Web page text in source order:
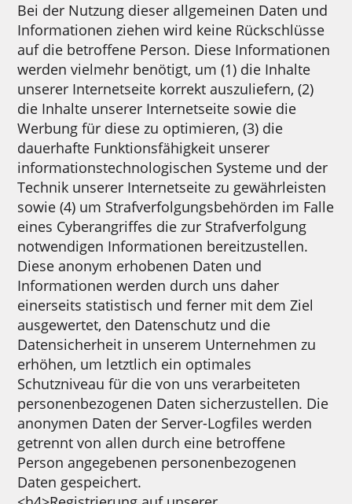
Bei der Nutzung dieser allgemeinen Daten und
Informationen ziehen wird keine Rückschlüsse
auf die betroffene Person. Diese Informationen
werden vielmehr benötigt, um (1) die Inhalte
unserer Internetseite korrekt auszuliefern, (2)
die Inhalte unserer Internetseite sowie die
Werbung für diese zu optimieren, (3) die
dauerhafte Funktionsfähigkeit unserer
informationstechnologischen Systeme und der
Technik unserer Internetseite zu gewährleisten
sowie (4) um Strafverfolgungsbehörden im Falle
eines Cyberangriffes die zur Strafverfolgung
notwendigen Informationen bereitzustellen.
Diese anonym erhobenen Daten und
Informationen werden durch uns daher
einerseits statistisch und ferner mit dem Ziel
ausgewertet, den Datenschutz und die
Datensicherheit in unserem Unternehmen zu
erhöhen, um letztlich ein optimales
Schutzniveau für die von uns verarbeiteten
personenbezogenen Daten sicherzustellen. Die
anonymen Daten der Server-Logfiles werden
getrennt von allen durch eine betroffene
Person angegebenen personenbezogenen
Daten gespeichert.